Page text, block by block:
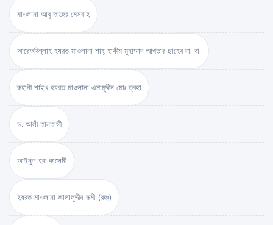
মাওলানা আবু তাহের মেসবাহ
আরেফবিল্লাহ হযরত মাওলানা শাহ্ হাকীম মুহাম্মাদ আখতার ছাহেব দা. বা.
রূহানী শাইখ হযরত মাওলানা এমামুদ্দীন মোঃ ত্বহা
ড. আলী তানতাভী
আইনুল হক কাসেমী
হযরত মাওলানা জালালুদ্দীন রূমী (রহঃ)